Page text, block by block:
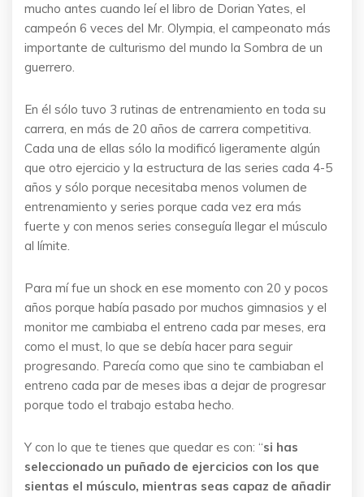
mucho antes cuando leí el libro de Dorian Yates, el
campeón 6 veces del Mr. Olympia, el campeonato más
importante de culturismo del mundo la Sombra de un
guerrero.
En él sólo tuvo 3 rutinas de entrenamiento en toda su
carrera, en más de 20 años de carrera competitiva.
Cada una de ellas sólo la modificó ligeramente algún
que otro ejercicio y la estructura de las series cada 4-5
años y sólo porque necesitaba menos volumen de
entrenamiento y series porque cada vez era más
fuerte y con menos series conseguía llegar el músculo
al límite.
Para mí fue un shock en ese momento con 20 y pocos
años porque había pasado por muchos gimnasios y el
monitor me cambiaba el entreno cada par meses, era
como el must, lo que se debía hacer para seguir
progresando. Parecía como que sino te cambiaban el
entreno cada par de meses ibas a dejar de progresar
porque todo el trabajo estaba hecho.
Y con lo que te tienes que quedar es con: “si has
seleccionado un puñado de ejercicios con los que
sientas el músculo, mientras seas capaz de añadir